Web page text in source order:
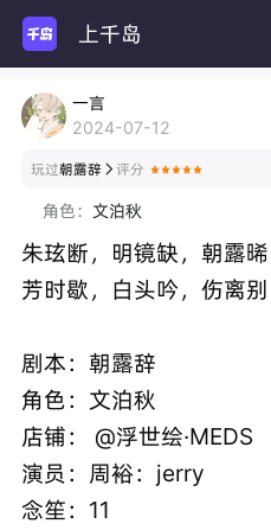
谷圈 上千岛
一言
2024-07-12
玩过朝露辞 评分
角色： 文泊秋
朱玹断，明镜缺，朝露晞
芳时歇，白头吟，伤离别
剧本：朝露辞
角色：文泊秋
店铺： @浮世绘·MEDS
演员：周裕：jerry
念笙：11